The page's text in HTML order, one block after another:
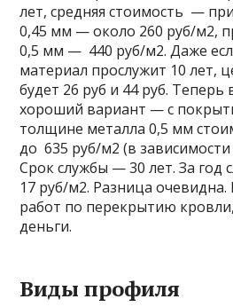
лет, средняя стоимость —
0,45 мм — около 260 руб/м2,
0,5 мм — 440 руб/м2. Даже
материал прослужит 10 лет,
будет 26 руб и 44 руб.
хороший вариант — с
толщине металла 0,5 мм
до 635 руб/м2 (в
Срок службы — 30 лет. За год
17 руб/м2. Разница очевидна.
работ по перекрытию
деньги.
Виды профиля